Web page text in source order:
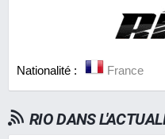
Nationalité : France
RIO DANS